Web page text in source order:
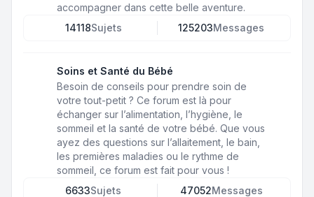
accompagner dans cette belle aventure.
14118Sujets 125203Messages
Soins et Santé du Bébé
Besoin de conseils pour prendre soin de
votre tout-petit ? Ce forum est là pour
échanger sur l’alimentation, l’hygiène, le
sommeil et la santé de votre bébé. Que vous
ayez des questions sur l’allaitement, le bain,
les premières maladies ou le rythme de
sommeil, ce forum est fait pour vous !
6633Sujets 47052Messages